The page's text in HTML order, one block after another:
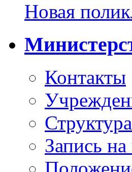
Новая
Контакты
Запись